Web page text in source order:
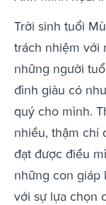
Trời sinh tuổi
trách nhiệm với
những người
đình giàu có
quý cho mình.
nhiều, thậm chí
đạt được điều
những con giáp
với sự lựa chọn